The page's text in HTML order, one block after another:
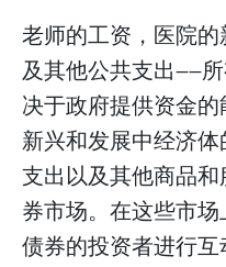
老师的工资，医院
及其他公共支出——
决于政府提供资金
新兴和发展中经济
支出以及其他商品
券市场。在这些市
债券的投资者进行互